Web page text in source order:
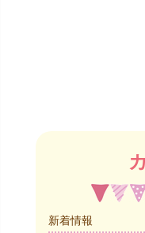
新着情報